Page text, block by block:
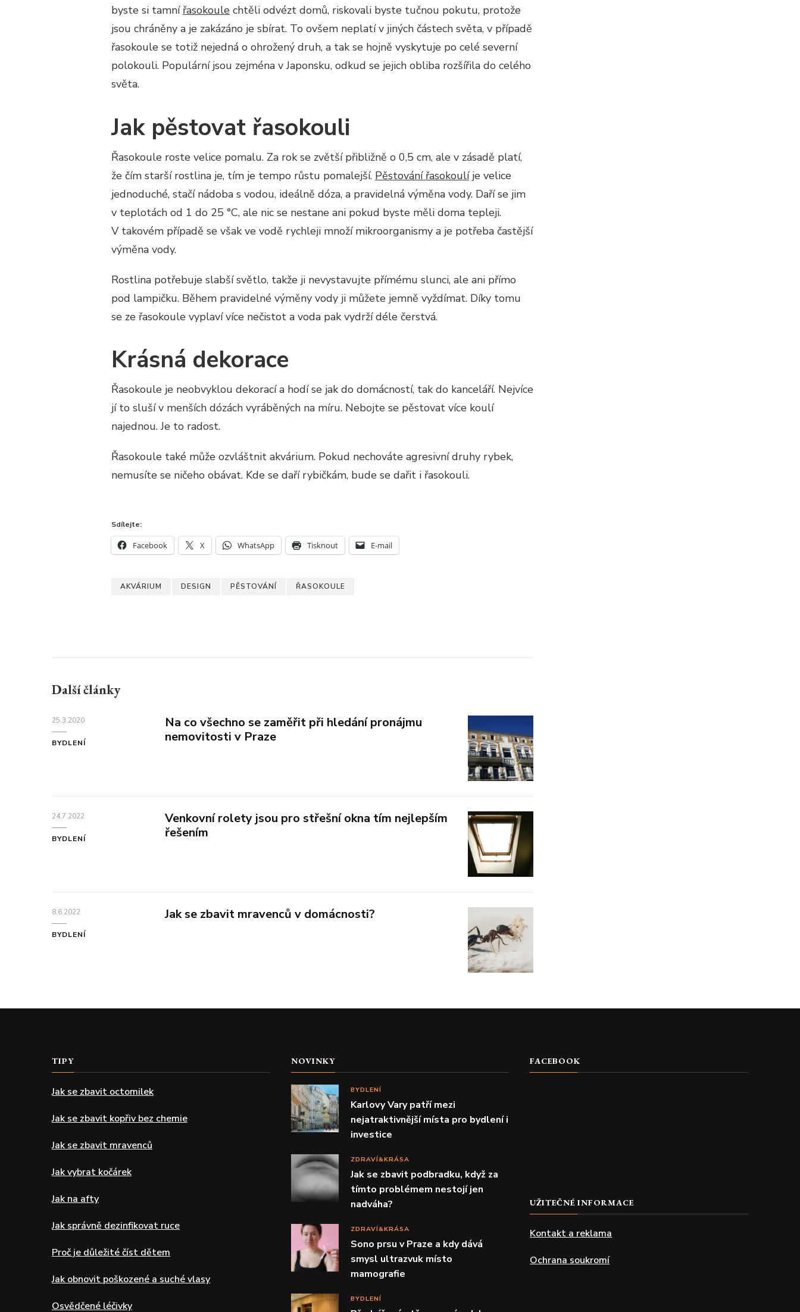
byste si tamní řasokoule chtěli odvézt domů, riskovali byste tučnou pokutu, protože
jsou chráněny a je zakázáno je sbírat. To ovšem neplatí v jiných částech světa, v případě
řasokoule se totiž nejedná o ohrožený druh, a tak se hojně vyskytuje po celé severní
polokouli. Populární jsou zejména v Japonsku, odkud se jejich obliba rozšířila do celého
světa.
Jak pěstovat řasokouli
Řasokoule roste velice pomalu. Za rok se zvětší přibližně o 0,5 cm, ale v zásadě platí,
že čím starší rostlina je, tím je tempo růstu pomalejší. Pěstování řasokoulíje velice
jednoduché, stačí nádoba s vodou, ideálně dóza, a pravidelná výměna vody. Daří se jim
v teplotách od 1 do 25 °C, ale nic se nestane ani pokud byste měli doma tepleji.
V takovém případě se však ve vodě rychleji množí mikroorganismy a je potřeba častější
výměna vody.
Rostlina potřebuje slabší světlo, takže ji nevystavujte přímému slunci, ale ani přímo
pod lampičku. Během pravidelné výměny vody ji můžete jemně vyždímat. Díky tomu
se ze řasokoule vyplaví více nečistot a voda pak vydrží déle čerstvá.
Krásná dekorace
Řasokoule je neobvyklou dekorací a hodí se jak do domácností, tak do kanceláří. Nejvíce
jí to sluší v menších dózách vyráběných na míru. Nebojte se pěstovat více koulí
najednou. Je to radost.
Řasokoule také může ozvláštnit akvárium. Pokud nechováte agresivní druhy rybek,
nemusíte se ničeho obávat. Kde se daří rybičkám, bude se dařit i řasokouli.
Sdílejte:
Facebook X WhatsApp Tisknout E-mail
AKVÁRIUM DESIGN PĚSTOVÁNÍ ŘASOKOULE
Další články
25.3.2020
BYDLENÍ
Na co všechno se zaměřit při hledání pronájmu
nemovitosti v Praze
24.7.2022
BYDLENÍ
Venkovní rolety jsou pro střešní okna tím nejlepším
řešením
8.6.2022
BYDLENÍ
Jak se zbavit mravenců v domácnosti?
TIPY
Jak se zbavit octomilek
Jak se zbavit kopřiv bez chemie
Jak se zbavit mravenců
Jak vybrat kočárek
Jak na afty
Jak správně dezinfikovat ruce
Proč je důležité číst dětem
Jak obnovit poškozené a suché vlasy
Osvědčené léčivky
NOVINKY
BYDLENÍ
Karlovy Vary patří mezi
nejatraktivnější místa pro bydlení i
investice
ZDRAVÍ&KRÁSA
Jak se zbavit podbradku, když za
tímto problémem nestojí jen
nadváha?
ZDRAVÍ&KRÁSA
Sono prsu v Praze a kdy dává
smysl ultrazvuk místo
mamografie
BYDLENÍ
FACEBOOK
UŽITEČNÉ INFORMACE
Kontakt a reklama
Ochrana soukromí